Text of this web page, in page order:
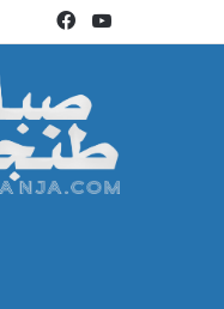
فيسبوكيوتيوب